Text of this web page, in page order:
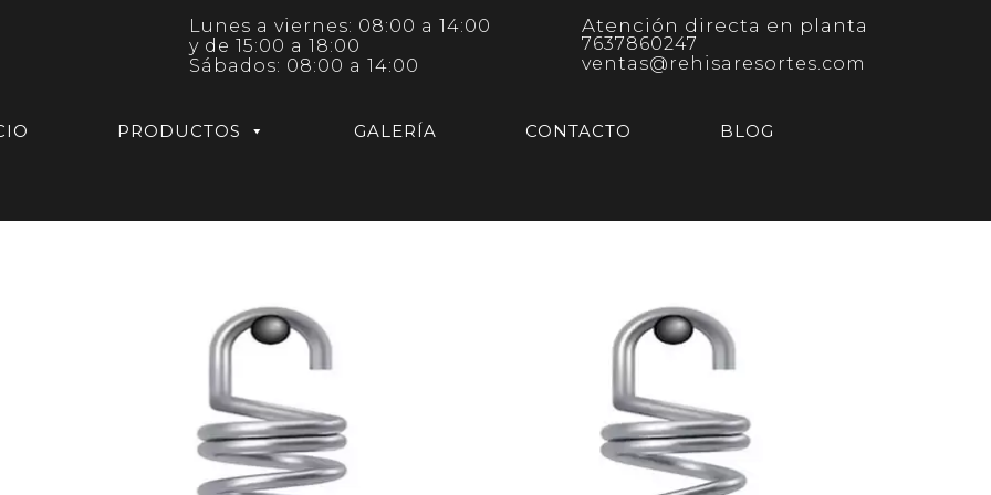
Lunes a viernes: 08:00 a 14:00
y de 15:00 a 18:00
Sábados: 08:00 a 14:00
Atención directa en planta
7637860247
ventas@rehisaresortes.com
PRODUCTOS GALERÍA CONTACTO BLOG